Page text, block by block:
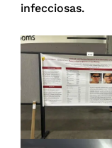
infecciosas.